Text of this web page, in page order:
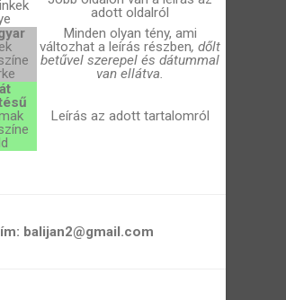
adott oldalról
Minden olyan tény, ami
változhat a leírás részben, dőlt
betűvel szerepel és dátummal
van ellátva.
Leírás az adott tartalomról
balijan2@gmail.com